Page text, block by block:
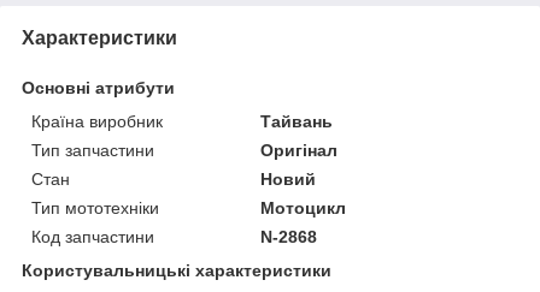
Характеристики
Основні атрибути
Країна виробник
Тайвань
Тип запчастини
Оригінал
Стан
Новий
Тип мототехніки
Мотоцикл
Код запчастини
N-2868
Користувальницькі характеристики